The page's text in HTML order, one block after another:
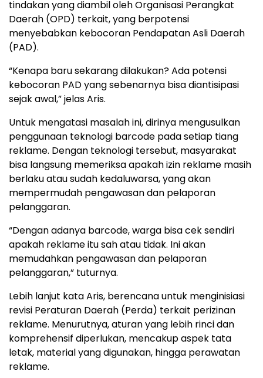
tindakan yang diambil oleh Organisasi Perangkat
Daerah (OPD) terkait, yang berpotensi
menyebabkan kebocoran Pendapatan Asli Daerah
(PAD).
“Kenapa baru sekarang dilakukan? Ada potensi
kebocoran PAD yang sebenarnya bisa diantisipasi
sejak awal,” jelas Aris.
Untuk mengatasi masalah ini, dirinya mengusulkan
penggunaan teknologi barcode pada setiap tiang
reklame. Dengan teknologi tersebut, masyarakat
bisa langsung memeriksa apakah izin reklame masih
berlaku atau sudah kedaluwarsa, yang akan
mempermudah pengawasan dan pelaporan
pelanggaran.
“Dengan adanya barcode, warga bisa cek sendiri
apakah reklame itu sah atau tidak. Ini akan
memudahkan pengawasan dan pelaporan
pelanggaran,” tuturnya.
Lebih lanjut kata Aris, berencana untuk menginisiasi
revisi Peraturan Daerah (Perda) terkait perizinan
reklame. Menurutnya, aturan yang lebih rinci dan
komprehensif diperlukan, mencakup aspek tata
letak, material yang digunakan, hingga perawatan
reklame.